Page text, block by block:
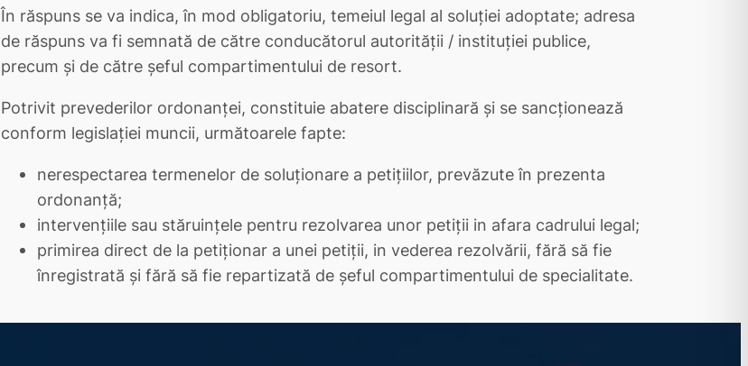
În răspuns se va indica, în mod obligatoriu, temeiul legal al soluţiei adoptate; adresa
de răspuns va fi semnată de către conducătorul autorităţii / instituţiei publice,
precum şi de către şeful compartimentului de resort.
Potrivit prevederilor ordonanţei, constituie abatere disciplinară şi se sancţionează
conform legislaţiei muncii, următoarele fapte:
nerespectarea termenelor de soluţionare a petiţiilor, prevăzute în prezenta
ordonanţă;
intervenţiile sau stăruinţele pentru rezolvarea unor petiţii in afara cadrului legal;
primirea direct de la petiţionar a unei petiţii, in vederea rezolvării, fără să fie
înregistrată şi fără să fie repartizată de şeful compartimentului de specialitate.